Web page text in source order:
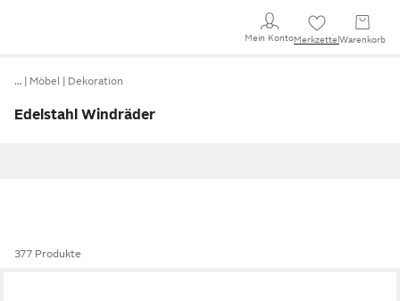
Mein KontoMerkzettel Warenkorb
… Möbel Dekoration
Edelstahl Windräder
377 Produkte